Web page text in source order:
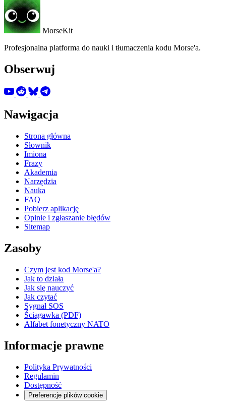
MorseKit
Profesjonalna platforma do nauki i tłumaczenia kodu Morse'a.
Obserwuj
Nawigacja
Strona główna
Słownik
Imiona
Frazy
Akademia
Narzędzia
Nauka
FAQ
Pobierz aplikację
Opinie i zgłaszanie błędów
Sitemap
Zasoby
Czym jest kod Morse'a?
Jak to działa
Jak się nauczyć
Jak czytać
Sygnał SOS
Ściągawka (PDF)
Alfabet fonetyczny NATO
Informacje prawne
Polityka Prywatności
Regulamin
Dostępność
Preferencje plików cookie